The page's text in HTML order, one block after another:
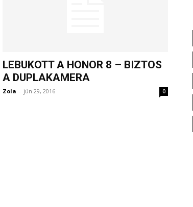
LEBUKOTT A HONOR 8 – BIZTOS
A DUPLAKAMERA
Zola - jún 29, 2016 0